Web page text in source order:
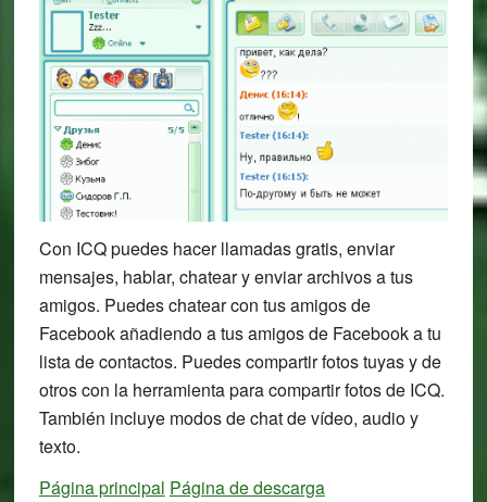
Con ICQ puedes hacer llamadas gratis, enviar
mensajes, hablar, chatear y enviar archivos a tus
amigos. Puedes chatear con tus amigos de
Facebook añadiendo a tus amigos de Facebook a tu
lista de contactos. Puedes compartir fotos tuyas y de
otros con la herramienta para compartir fotos de ICQ.
También incluye modos de chat de vídeo, audio y
texto.
Página principal Página de descarga